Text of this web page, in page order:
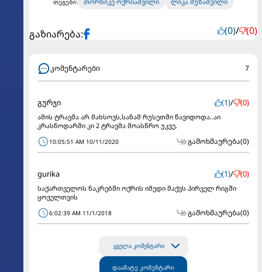
გაზიარება: (0)/ (0)
კომენტარები 7
გურჯი (1)/ (0)
ამის ტრავმა არ მახსოვს,სანამ რუსეთში წავიდოდა..აი
კრასნოდარში კი 2 ტრავმა მოასწრო უკვე.
10:05:51 AM 10/11/2020 გამოხმაურება(0)
gurika (1)/ (0)
საქართველოს ნაკრებში ოქრის იმედი მაქვს პირველ რიგში
ყოველთვის
6:02:39 AM 11/1/2018 გამოხმაურება(0)
ყველა კომენტარი
დაამატე კომენტარი